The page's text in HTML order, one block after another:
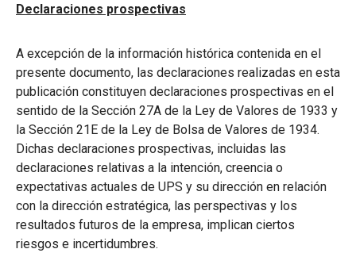
Declaraciones prospectivas
A excepción de la información histórica contenida en el
presente documento, las declaraciones realizadas en esta
publicación constituyen declaraciones prospectivas en el
sentido de la Sección 27A de la Ley de Valores de 1933 y
la Sección 21E de la Ley de Bolsa de Valores de 1934.
Dichas declaraciones prospectivas, incluidas las
declaraciones relativas a la intención, creencia o
expectativas actuales de UPS y su dirección en relación
con la dirección estratégica, las perspectivas y los
resultados futuros de la empresa, implican ciertos
riesgos e incertidumbres.